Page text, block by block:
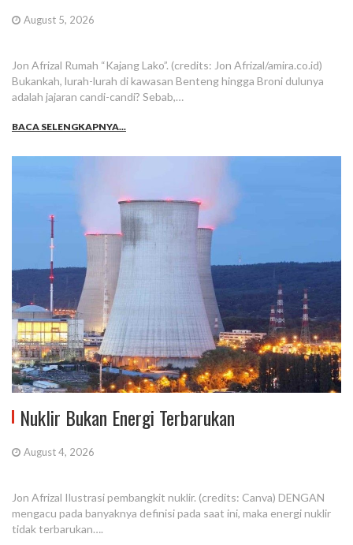
August 5, 2026
Jon Afrizal Rumah “Kajang Lako”. (credits: Jon Afrizal/amira.co.id)
Bukankah, lurah-lurah di kawasan Benteng hingga Broni dulunya
adalah jajaran candi-candi? Sebab,…
BACA SELENGKAPNYA...
Nuklir Bukan Energi Terbarukan
August 4, 2026
Jon Afrizal Ilustrasi pembangkit nuklir. (credits: Canva) DENGAN
mengacu pada banyaknya definisi pada saat ini, maka energi nuklir
tidak terbarukan….